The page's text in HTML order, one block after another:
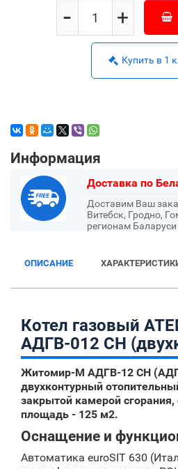
+
-
Купить в 1
Информация
Доставка по
Доставим Ваш
Витебск, Гродно,
регионам Баларуси
ОПИСАНИЕ
Котел газовый
АДГВ-012 СН
Житомир-М АДГВ-12 СН
двухконтурный
закрытой камерой
площадь - 125 м2.
Оснащение и
Автоматика euroSIT 630